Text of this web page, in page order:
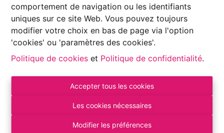
comportement de navigation ou les identifiants
uniques sur ce site Web. Vous pouvez toujours
modifier votre choix en bas de page via l'option
'cookies' ou 'paramètres des cookies'.
Politique de cookies et Politique de confidentialité.
Accepter tous les cookies
Les cookies nécessaires
Modifier les préférences
Autorité de surveillance:
du Luxembourg 16 B – 1000 Bruxelles. Sous
des devoirs de l\'agent immobilier